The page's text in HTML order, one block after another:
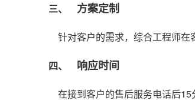
三、 方案定制
针对客户的需求，综合工程师在
四、 响应时间
在接到客户的售后服务电话后15